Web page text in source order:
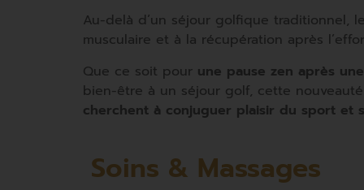
Au-delà d’un séjour golfique traditionnel,
musculaire et à la récupération après
Que ce soit pour une pause zen après
bien-être à un séjour golf, cette
cherchent à conjuguer plaisir du sport et
Soins & Massages